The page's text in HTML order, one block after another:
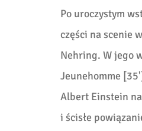
Po uroczystym
części na scenie
Nehring. W jego
Jeunehomme
Albert Einstein
i ścisłe